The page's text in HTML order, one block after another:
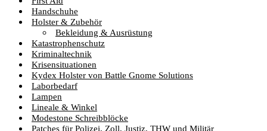
Handschuhe
Holster & Zubehör
Bekleidung & Ausrüstung
Katastrophenschutz
Kriminaltechnik
Krisensituationen
Kydex Holster von Battle Gnome Solutions
Laborbedarf
Lampen
Lineale & Winkel
Modestone Schreibblöcke
Patches für Polizei, Zoll, Justiz, THW und Militär